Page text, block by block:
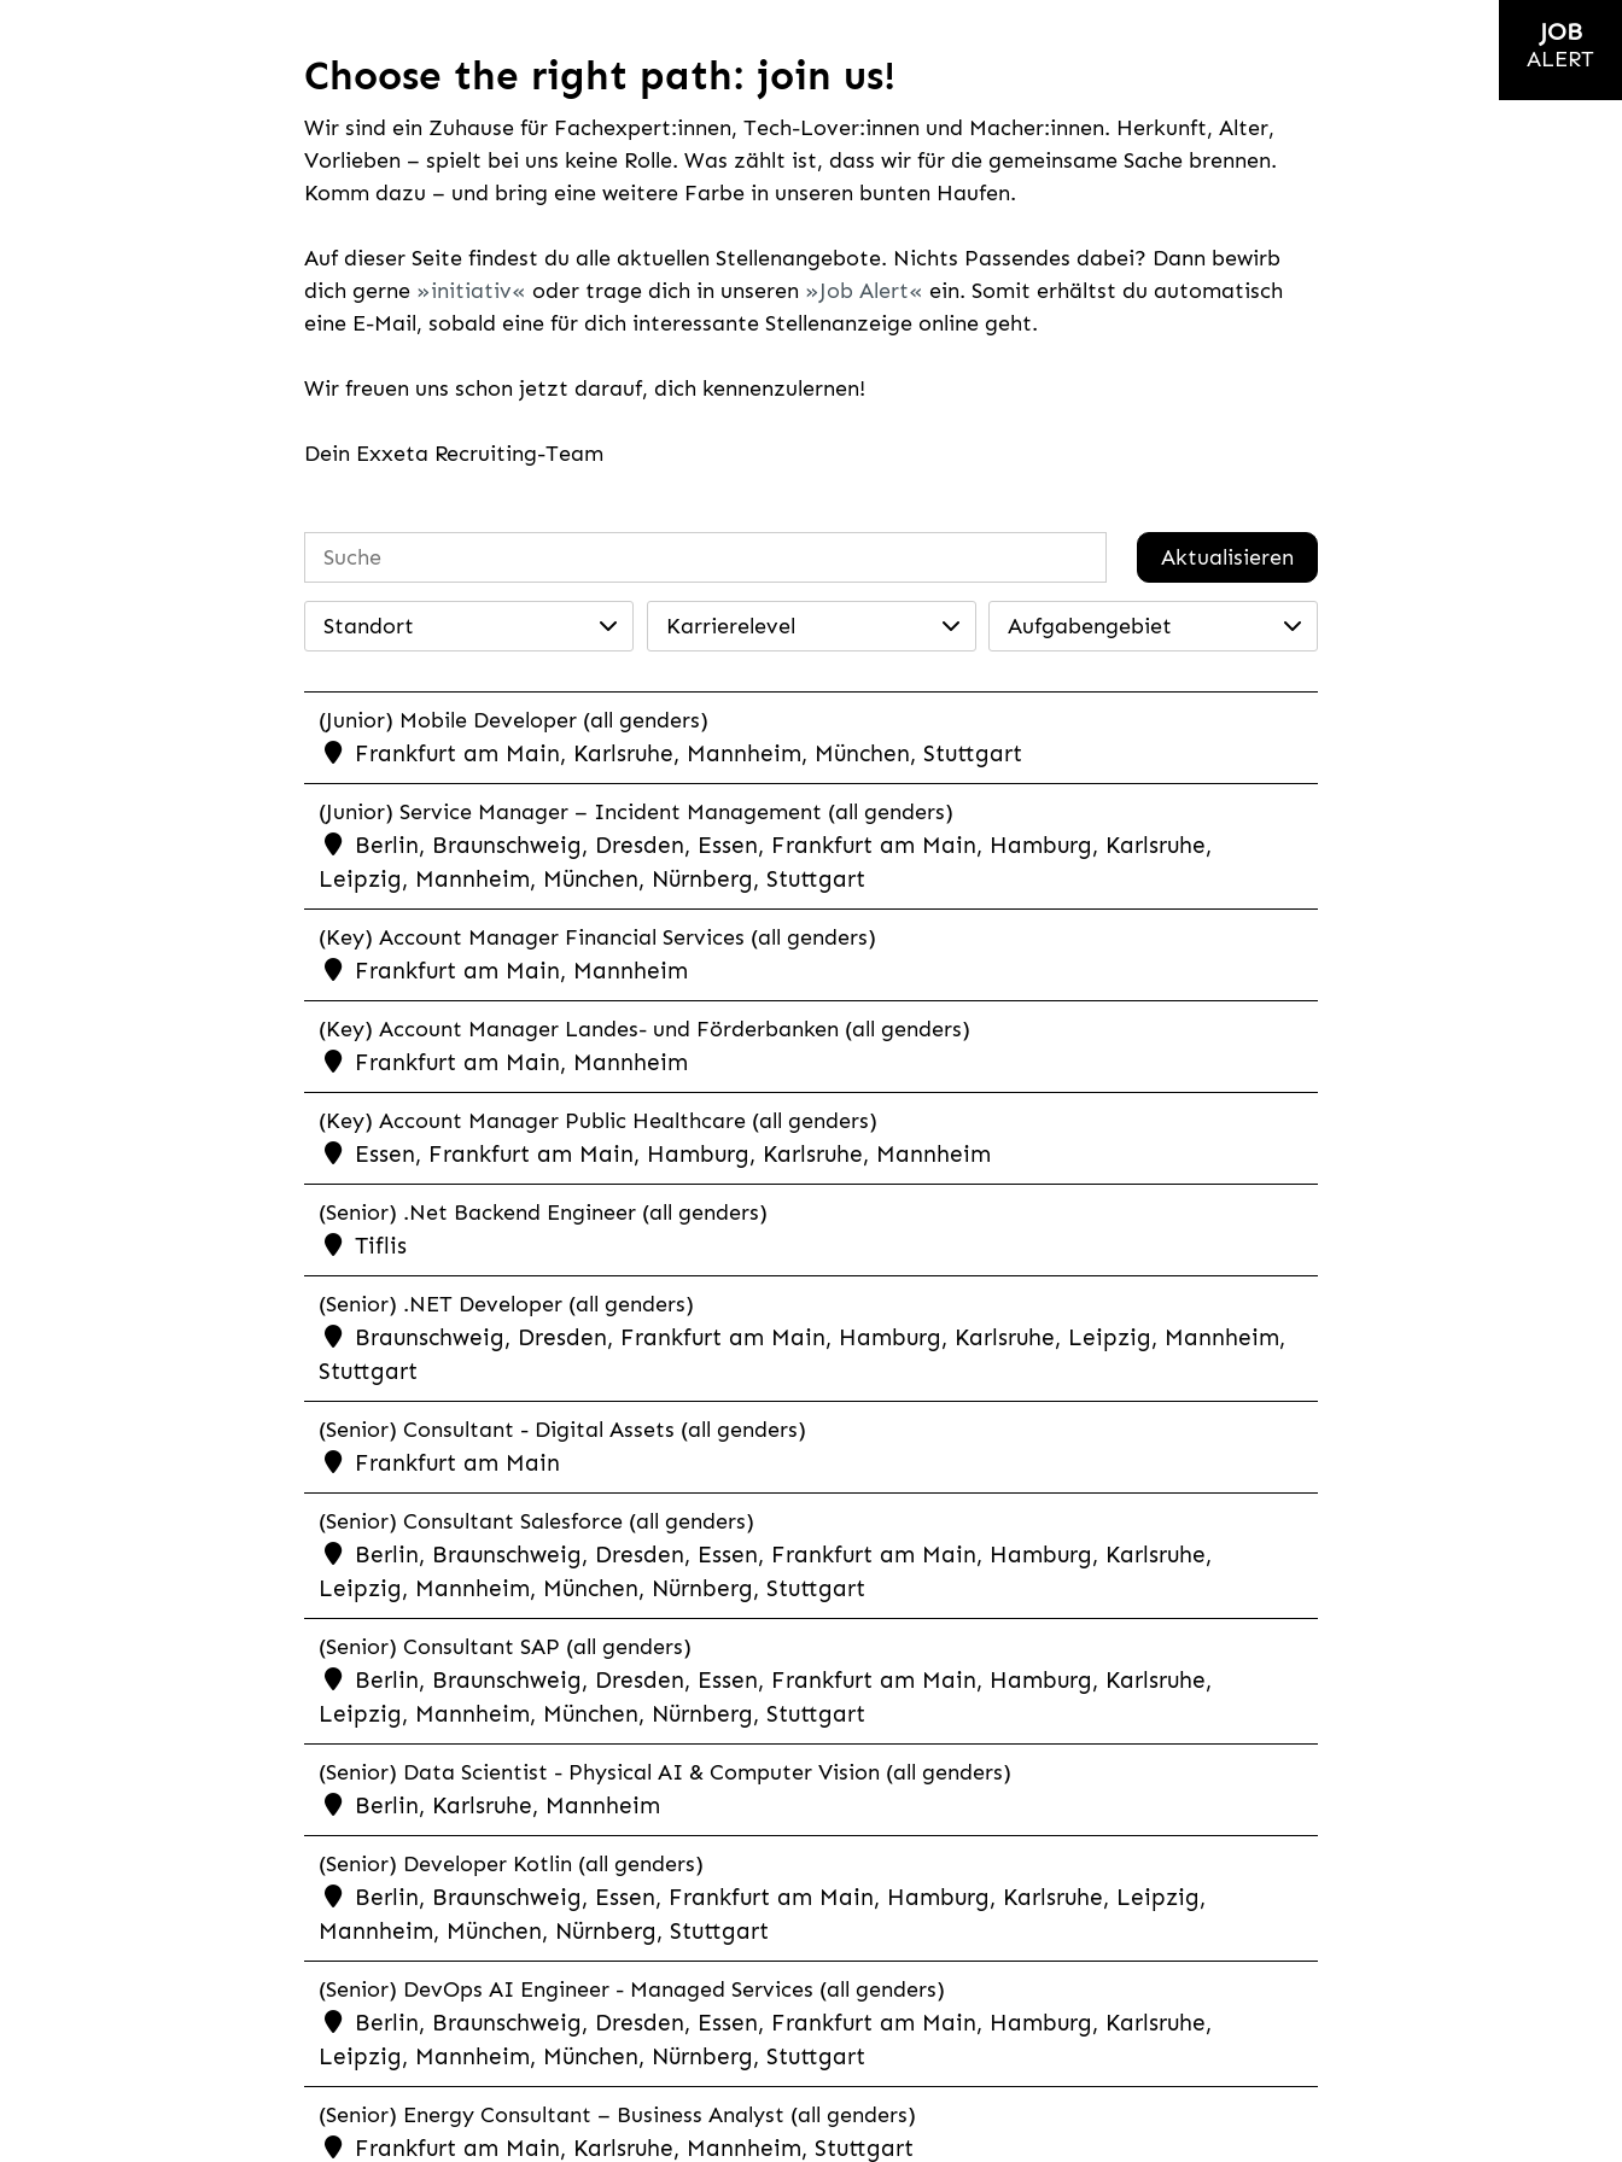
Choose the right path: join us!
Wir sind ein Zuhause für Fachexpert:innen, Tech-Lover:innen und Macher:innen. Herkunft, Alter,
Vorlieben – spielt bei uns keine Rolle. Was zählt ist, dass wir für die gemeinsame Sache brennen.
Komm dazu – und bring eine weitere Farbe in unseren bunten Haufen.
Auf dieser Seite findest du alle aktuellen Stellenangebote. Nichts Passendes dabei? Dann bewirb
dich gerne
initiativ oder trage dich in unseren Job Alert
ein. Somit erhältst du automatisch
eine E-Mail, sobald eine für dich interessante Stellenanzeige online geht.
Wir freuen uns schon jetzt darauf, dich kennenzulernen!
Dein Exxeta Recruiting-Team
Aktualisieren
Standort Karrierelevel Aufgabengebiet
(Junior) Mobile Developer (all genders)
Frankfurt am Main, Karlsruhe, Mannheim, München, Stuttgart
(Junior) Service Manager – Incident Management (all genders)
Berlin, Braunschweig, Dresden, Essen, Frankfurt am Main, Hamburg, Karlsruhe,
Leipzig, Mannheim, München, Nürnberg, Stuttgart
(Key) Account Manager Financial Services (all genders)
Frankfurt am Main, Mannheim
(Key) Account Manager Landes- und Förderbanken (all genders)
Frankfurt am Main, Mannheim
(Key) Account Manager Public Healthcare (all genders)
Essen, Frankfurt am Main, Hamburg, Karlsruhe, Mannheim
(Senior) .Net Backend Engineer (all genders)
Tiflis
(Senior) .NET Developer (all genders)
Braunschweig, Dresden, Frankfurt am Main, Hamburg, Karlsruhe, Leipzig, Mannheim,
Stuttgart
(Senior) Consultant - Digital Assets (all genders)
Frankfurt am Main
(Senior) Consultant Salesforce (all genders)
Berlin, Braunschweig, Dresden, Essen, Frankfurt am Main, Hamburg, Karlsruhe,
Leipzig, Mannheim, München, Nürnberg, Stuttgart
(Senior) Consultant SAP (all genders)
Berlin, Braunschweig, Dresden, Essen, Frankfurt am Main, Hamburg, Karlsruhe,
Leipzig, Mannheim, München, Nürnberg, Stuttgart
(Senior) Data Scientist - Physical AI & Computer Vision (all genders)
Berlin, Karlsruhe, Mannheim
(Senior) Developer Kotlin (all genders)
Berlin, Braunschweig, Essen, Frankfurt am Main, Hamburg, Karlsruhe, Leipzig,
Mannheim, München, Nürnberg, Stuttgart
(Senior) DevOps AI Engineer - Managed Services (all genders)
Berlin, Braunschweig, Dresden, Essen, Frankfurt am Main, Hamburg, Karlsruhe,
Leipzig, Mannheim, München, Nürnberg, Stuttgart
(Senior) Energy Consultant – Business Analyst (all genders)
Frankfurt am Main, Karlsruhe, Mannheim, Stuttgart
JOB
ALERT